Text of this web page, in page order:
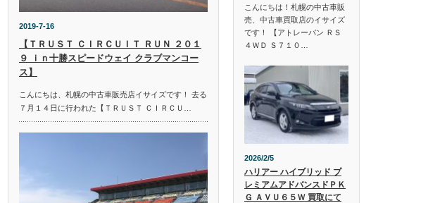
2019-7-16
【ＴＲＵＳＴ ＣＩＲＣＵＩＴ ＲＵＮ ２０１
９ ｉｎ十勝スピードウェイ クラブマンコー
ス】
こんにちは、札幌の中古車販売店イサイズです！ 去る
７月１４日に行われた【ＴＲＵＳＴ ＣＩＲＣＵ…
こんにちは！札幌の中古車販
売、中古車買取店のイサイズ
です！ 【アトレーバン ＲＳ
４ＷＤ Ｓ７１０…
2026/2/5
ハリアー ハイブリッド プ
レミアムアドバンスドＰＫ
Ｇ ＡＶＵ６５Ｗ 買取にて